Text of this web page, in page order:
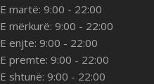
E martë: 9:00 - 22:00
E mërkurë: 9:00 - 22:00
E enjte: 9:00 - 22:00
E premte: 9:00 - 22:00
E shtunë: 9:00 - 22:00